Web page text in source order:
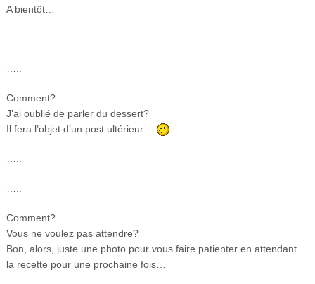
A bientôt…
Comment?
J’ai oublié de parler du dessert?
Il fera l’objet d’un post ultérieur…
Comment?
Vous ne voulez pas attendre?
Bon, alors, juste une photo pour vous faire patienter en attendant
la recette pour une prochaine fois…